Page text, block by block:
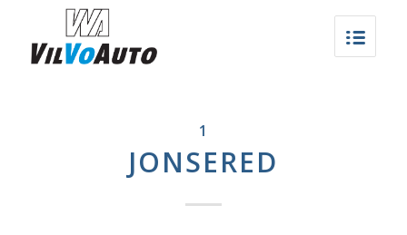
1
JONSERED